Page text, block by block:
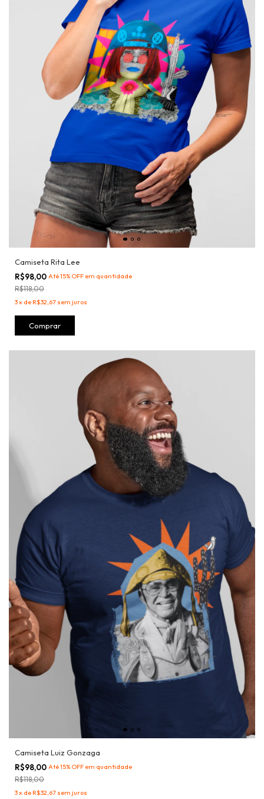
Camiseta Rita Lee
R$98,00 Até 15% OFF em quantidade
R$118,00
3x deR$32,67 sem juros
Comprar
Camiseta Luiz Gonzaga
R$98,00 Até 15% OFF em quantidade
R$118,00
3x deR$32,67 sem juros